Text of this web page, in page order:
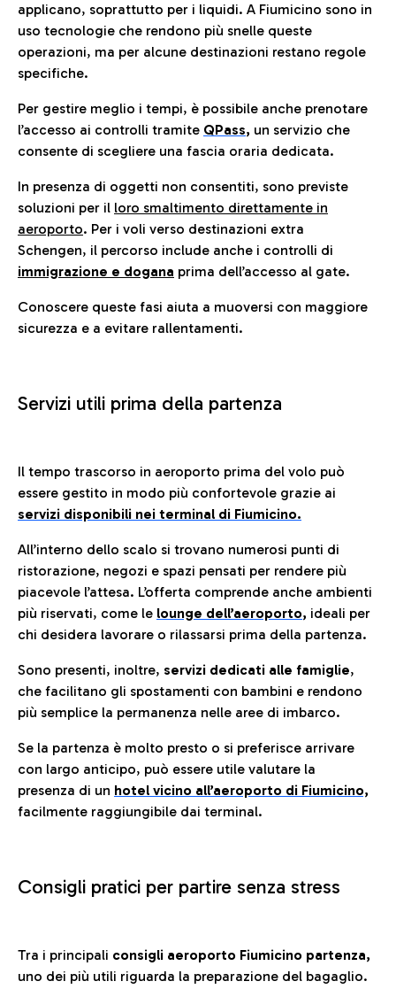
applicano, soprattutto per i liquidi. A Fiumicino sono in
uso tecnologie che rendono più snelle queste
operazioni, ma per alcune destinazioni restano regole
specifiche.
Per gestire meglio i tempi, è possibile anche prenotare
l’accesso ai controlli tramite QPass, un servizio che
consente di scegliere una fascia oraria dedicata.
In presenza di oggetti non consentiti, sono previste
soluzioni per il loro smaltimento direttamente in
aeroporto. Per i voli verso destinazioni extra
Schengen, il percorso include anche i controlli di
immigrazione e dogana prima dell’accesso al gate.
Conoscere queste fasi aiuta a muoversi con maggiore
sicurezza e a evitare rallentamenti.
Servizi utili prima della partenza
Il tempo trascorso in aeroporto prima del volo può
essere gestito in modo più confortevole grazie ai
servizi disponibili nei terminal di Fiumicino.
All’interno dello scalo si trovano numerosi punti di
ristorazione, negozi e spazi pensati per rendere più
piacevole l’attesa. L’offerta comprende anche ambienti
più riservati, come le lounge dell’aeroporto, ideali per
chi desidera lavorare o rilassarsi prima della partenza.
Sono presenti, inoltre, servizi dedicati alle famiglie,
che facilitano gli spostamenti con bambini e rendono
più semplice la permanenza nelle aree di imbarco.
Se la partenza è molto presto o si preferisce arrivare
con largo anticipo, può essere utile valutare la
presenza di un hotel vicino all’aeroporto di Fiumicino,
facilmente raggiungibile dai terminal.
Consigli pratici per partire senza stress
Tra i principali consigli aeroporto Fiumicino partenza,
uno dei più utili riguarda la preparazione del bagaglio.